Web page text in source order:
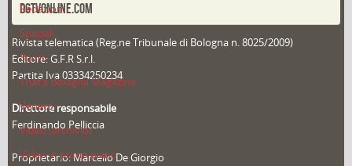
Redazioni
Speciali
Sport
That's Bologna Magazine
Veneto
Video (archivio)
Video in primo piano
DGTVONLINE.COM
Rivista telematica (Reg.ne Tribunale di Bologna n. 8025/2009)
Editore: G.F.R S.r.l.
Partita Iva 03334250234
Direttore responsabile
Ferdinando Pelliccia
Proprietario: Marcello De Giorgio